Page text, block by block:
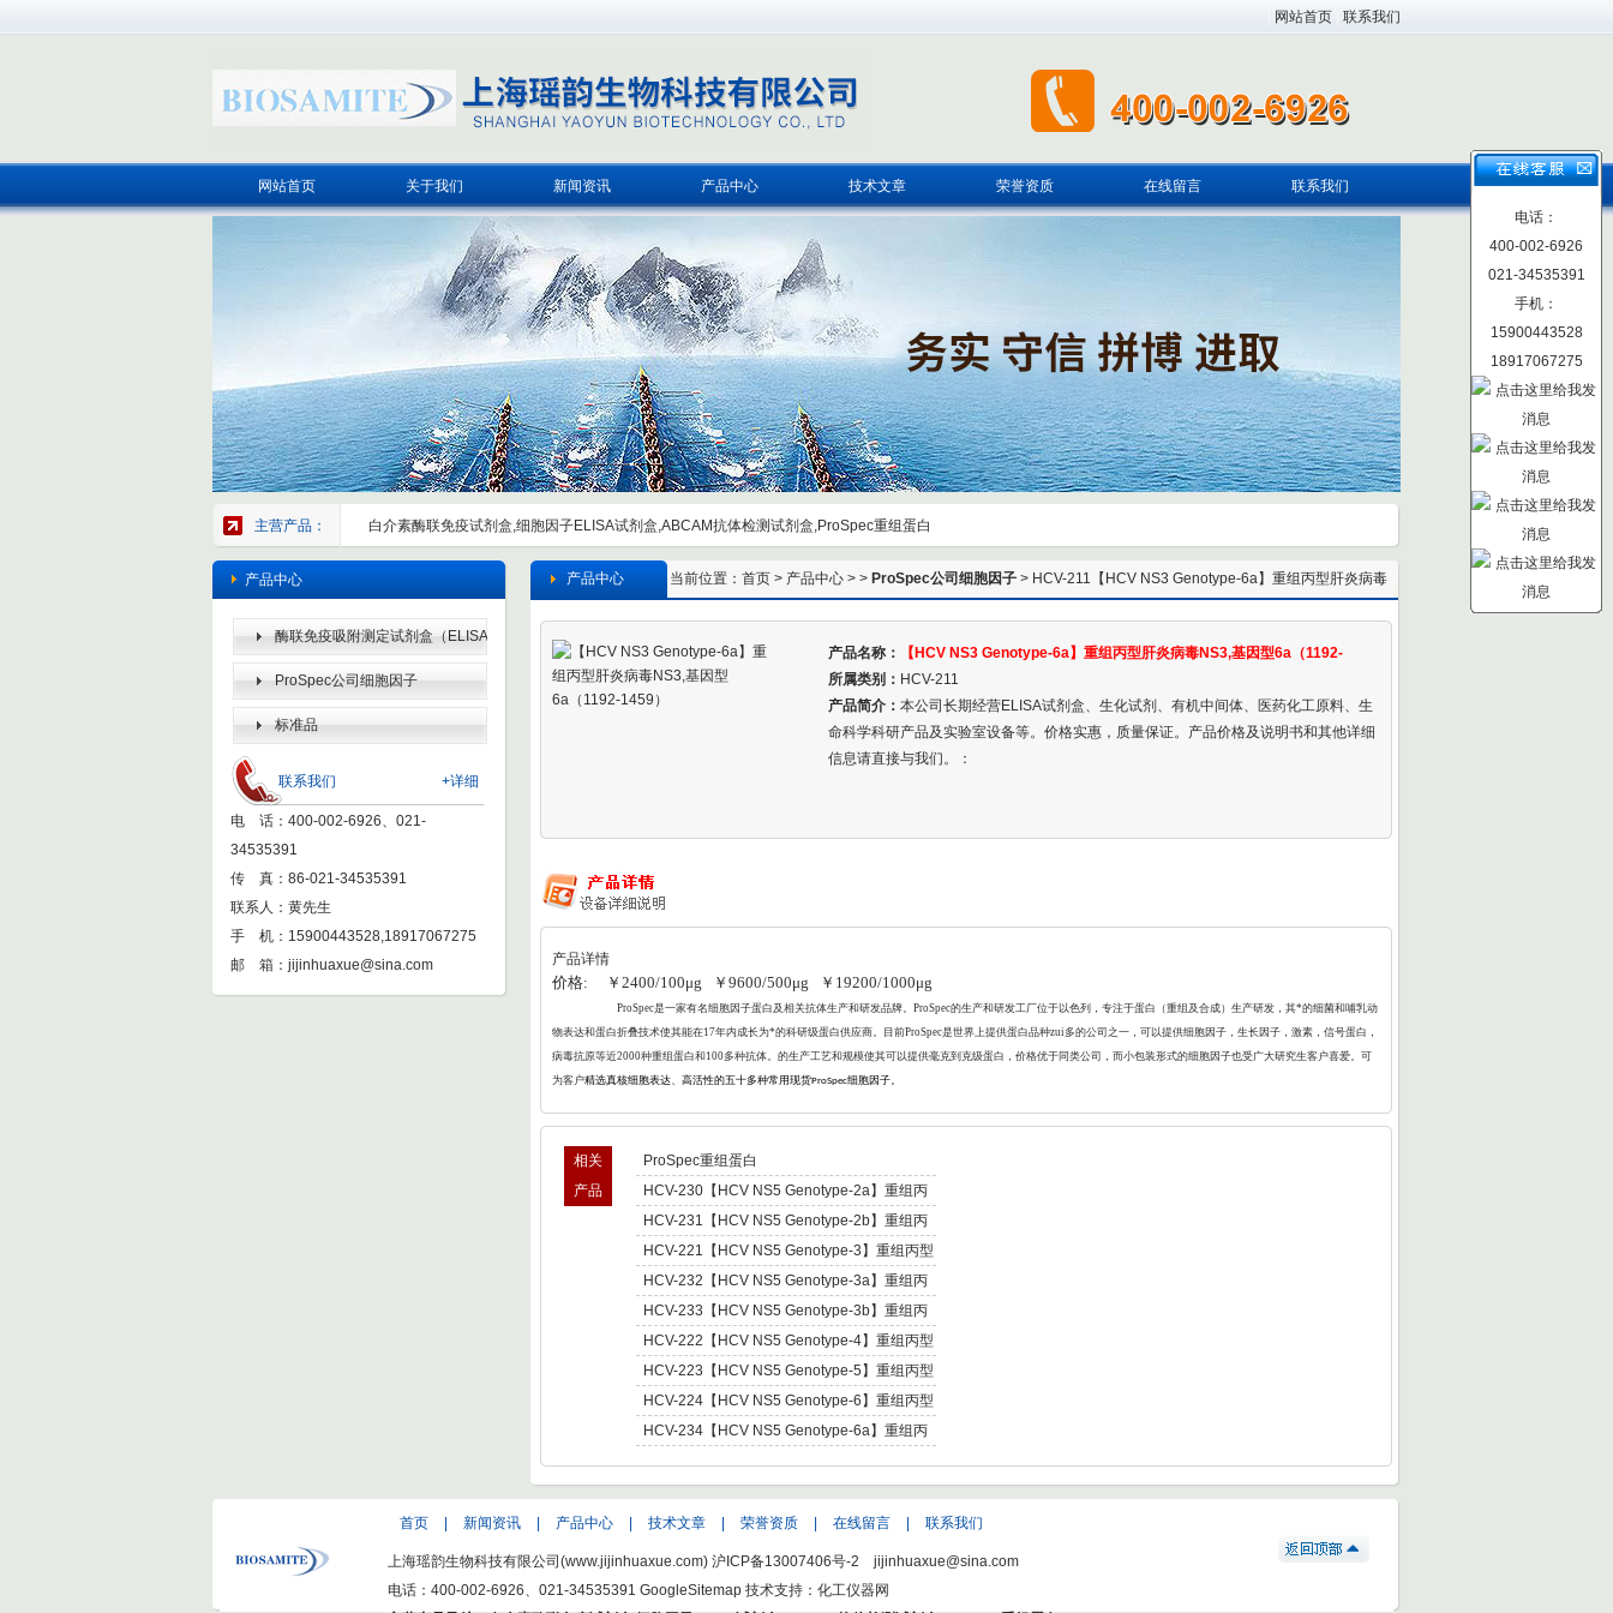
网站首页 联系我们
网站首页 关于我们 新闻资讯 产品中心 技术文章 荣誉资质 在线留言 联系我们
主营产品： 白介素酶联免疫试剂盒,细胞因子ELISA试剂盒,ABCAM抗体检测试剂盒,ProSpec重组蛋白
产品中心
酶联免疫吸附测定试剂盒（ELISA
KIT） ProSpec公司细胞因子
标准品
+详细
联系我们
电 话：400-002-6926、021-
34535391
传 真：86-021-34535391
联系人：黄先生
手 机：15900443528,18917067275
邮 箱： jijinhuaxue@sina.com
当前位置： 首页 > 产品中心 > > ProSpec公司细胞因子 > HCV-211【HCV NS3 Genotype-6a】重组丙型肝炎病毒
产品中心
产品名称：
【HCV NS3 Genotype-6a】重组丙型肝炎病毒NS3,基因型6a（1192-
1459）
所属类别： HCV-211
产品简介： 本公司长期经营ELISA试剂盒、生化试剂、有机中间体、医药化工原料、生
命科学科研产品及实验室设备等。价格实惠，质量保证。产品价格及说明书和其他详细
信息请直接与我们。：
产品详情
价格: ￥2400/100μg ￥9600/500μg ￥19200/1000μg
ProSpec是一家有名细胞因子蛋白及相关抗体生产和研发品牌。ProSpec的生产和研发工厂位于以色列，专注于蛋白（重组及合成）生产研发，其*的细菌和哺乳动
物表达和蛋白折叠技术使其能在17年内成长为*的科研级蛋白供应商。目前ProSpec是世界上提供蛋白品种zui多的公司之一，可以提供细胞因子，生长因子，激素，信号蛋白，
病毒抗原等近2000种重组蛋白和100多种抗体。的生产工艺和规模使其可以提供毫克到克级蛋白，价格优于同类公司，而小包装形式的细胞因子也受广大研究生客户喜爱。可
为客户精选真核细胞表达、高活性的五十多种常用现货ProSpec细胞因子。
相关
产品
ProSpec重组蛋白
HCV-230【HCV NS5 Genotype-2a】重组丙
型肝炎病毒NS5,基因型2a -Recombinant
Hepatitis C Virus NS5 enotype-2a
HCV-231【HCV NS5 Genotype-2b】重组丙
型肝炎病毒NS5,基因型2b -Recombinant
Hepatitis C Virus NS5 enotype-2b
HCV-221【HCV NS5 Genotype-3】重组丙型
肝炎病毒NS5,基因型3 -Recombinant Hepatitis
C Virus NS5 enotype-3
HCV-232【HCV NS5 Genotype-3a】重组丙
型肝炎病毒NS5,基因型3a -Recombinant
Hepatitis C Virus NS5 enotype-3a
HCV-233【HCV NS5 Genotype-3b】重组丙
型肝炎病毒NS5,基因型3b -Recombinant
Hepatitis C Virus NS5 enotype-3b
HCV-222【HCV NS5 Genotype-4】重组丙型
肝炎病毒NS5,基因型4 -Recombinant Hepatitis
C Virus NS5 enotype-4
HCV-223【HCV NS5 Genotype-5】重组丙型
肝炎病毒NS5,基因型5 -Recombinant Hepatitis
C Virus NS5 enotype-5
HCV-224【HCV NS5 Genotype-6】重组丙型
肝炎病毒NS5,基因型6 -Recombinant Hepatitis
HCV-234【HCV NS5 Genotype-6a】重组丙
Hepatitis C Virus NS5 enotype-6a
首页 新闻资讯 产品中心 技术文章 荣誉资质 在线留言 联系我们
上海瑶韵生物科技有限公司(www.jijinhuaxue.com) 沪ICP备13007406号-2
jijinhuaxue@sina.com
电话：400-002-6926、021-34535391 GoogleSitemap 技术支持：化工仪器网
电话：
400-002-6926
021-34535391
手机：
15900443528
18917067275